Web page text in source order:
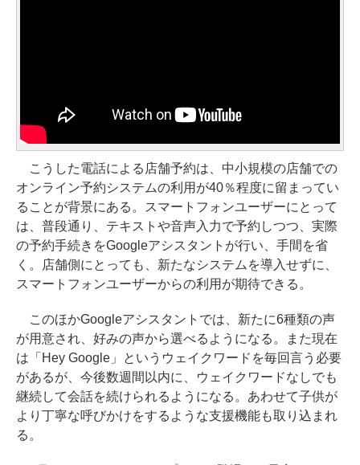
こうした電話による店舗予約は、中小規模の店舗での
オンライン予約システムの利用が40％程度に留まってい
ることが背景にある。スマートフォンユーザーにとって
は、普段通り、テキストや音声入力で予約しつつ、実際
の予約手続きをGoogleアシスタントが行い、手間を省
く。店舗側にとっても、新たなシステムを導入せずに、
スマートフォンユーザーからの利用が期待できる。
このほかGoogleアシスタントでは、新たに6種類の声
が用意され、好みの声から選べるようになる。また現在
は「Hey Google」というウェイクワードを毎回言う必要
があるが、今後数週間以内に、ウェイクワードなしでも
継続して会話を続けられるようになる。あわせて子供が
より丁寧な呼びかけをするような支援機能も取り込まれ
る。